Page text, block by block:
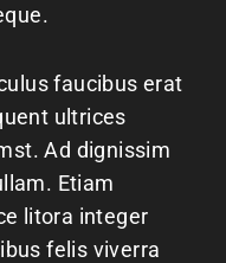
faucibus erat
ultrices
Ad dignissim
Etiam
litora integer
felis viverra